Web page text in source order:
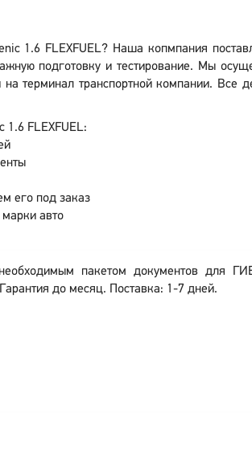
1.6 FLEXFUEL? Наша копмпания
подготовку и тестирование. Мы
терминал транспортной компании. Все
1.6 FLEXFUEL:
его под заказ
авто
пакетом документов для
до месяц. Поставка: 1-7 дней.